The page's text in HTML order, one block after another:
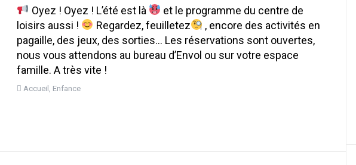
Oyez ! Oyez ! L’été est là
et le programme du centre de
loisirs aussi !
Regardez, feuilletez
, encore des activités en
pagaille, des jeux, des sorties… Les réservations sont ouvertes,
nous vous attendons au bureau d’Envol ou sur votre espace
famille. A très vite !
Accueil Enfance